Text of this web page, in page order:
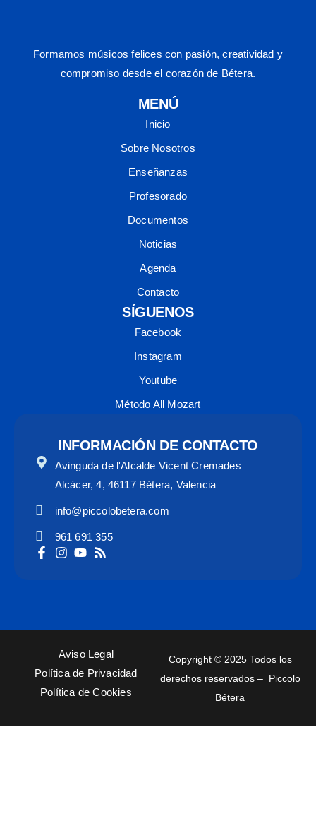
Formamos músicos felices con pasión, creatividad y
compromiso desde el corazón de Bétera.
MENÚ
Inicio
Sobre Nosotros
Enseñanzas
Profesorado
Documentos
Noticias
Agenda
Contacto
SÍGUENOS
Facebook
Instagram
Youtube
Método All Mozart
INFORMACIÓN DE CONTACTO
Avinguda de l'Alcalde Vicent Cremades
Alcàcer, 4, 46117 Bétera, Valencia
info@piccolobetera.com
961 691 355
Copyright © 2025 Todos los
derechos reservados – Piccolo
Bétera
Aviso Legal
Política de Privacidad
Política de Cookies